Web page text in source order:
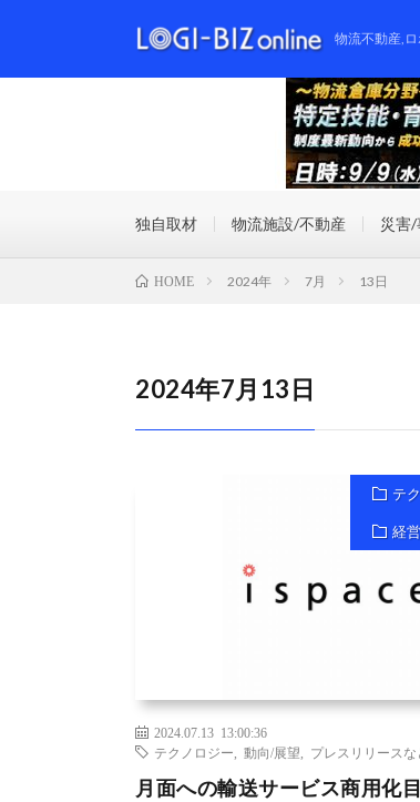
物流不動産,
独自取材 物流施設/不動産 災害
HOME 2024年 7月 13日
2024年7月13日
テ
経
2024.07.13 13:00:36
テクノロジー
動向/展望 プレスリリースな
月面への輸送サービス商用化